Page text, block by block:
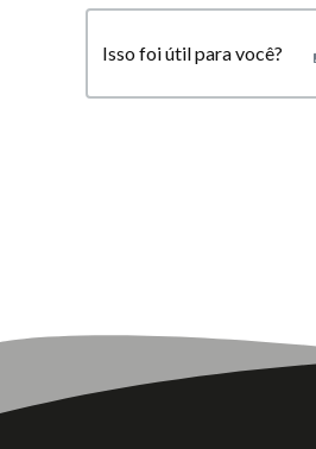
Isso foi útil para você?